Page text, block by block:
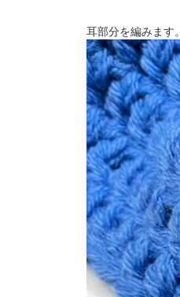
耳部分を編みます。